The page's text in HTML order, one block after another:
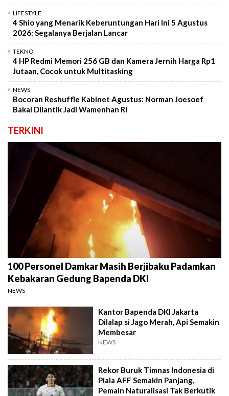
LIFESTYLE
4 Shio yang Menarik Keberuntungan Hari Ini 5 Agustus
2026: Segalanya Berjalan Lancar
TEKNO
4 HP Redmi Memori 256 GB dan Kamera Jernih Harga Rp1
Jutaan, Cocok untuk Multitasking
NEWS
Bocoran Reshuffle Kabinet Agustus: Norman Joesoef
Bakal Dilantik Jadi Wamenhan RI
TERKINI
100 Personel Damkar Masih Berjibaku Padamkan
Kebakaran Gedung Bapenda DKI
NEWS
Kantor Bapenda DKI Jakarta
Dilalap si Jago Merah, Api Semakin
Membesar
NEWS
Rekor Buruk Timnas Indonesia di
Piala AFF Semakin Panjang,
Pemain Naturalisasi Tak Berkutik